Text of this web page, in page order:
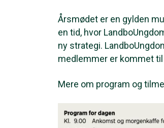
Årsmødet er en gylden
en tid, hvor
ny strategi.
medlemmer er kommet
Mere om program og